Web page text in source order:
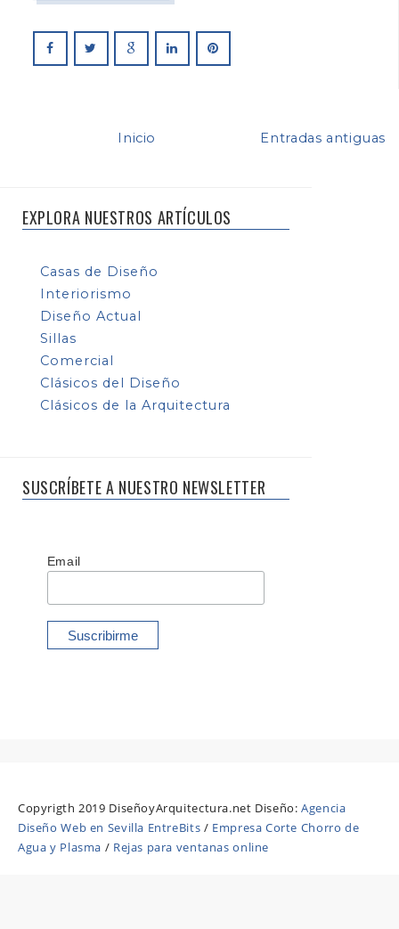
Entradas antiguas
Inicio
EXPLORA NUESTROS ARTÍCULOS
Casas de Diseño
Interiorismo
Diseño Actual
Sillas
Comercial
Clásicos del Diseño
Clásicos de la Arquitectura
SUSCRÍBETE A NUESTRO NEWSLETTER
Email
Copyrigth 2019 DiseñoyArquitectura.net Diseño:Agencia
Diseño Web en Sevilla EntreBits / Empresa Corte Chorro de
Agua y Plasma / Rejas para ventanas online